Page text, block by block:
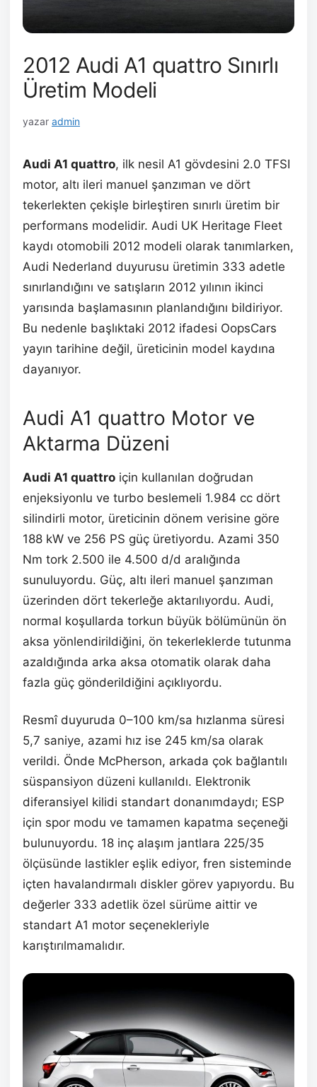
2012 Audi A1 quattro Sınırlı
Üretim Modeli
yazar admin
Audi A1 quattro, ilk nesil A1 gövdesini 2.0 TFSI
motor, altı ileri manuel şanzıman ve dört
tekerlekten çekişle birleştiren sınırlı üretim bir
performans modelidir. Audi UK Heritage Fleet
kaydı otomobili 2012 modeli olarak tanımlarken,
Audi Nederland duyurusu üretimin 333 adetle
sınırlandığını ve satışların 2012 yılının ikinci
yarısında başlamasının planlandığını bildiriyor.
Bu nedenle başlıktaki 2012 ifadesi OopsCars
yayın tarihine değil, üreticinin model kaydına
dayanıyor.
Audi A1 quattro Motor ve
Aktarma Düzeni
Audi A1 quattro için kullanılan doğrudan
enjeksiyonlu ve turbo beslemeli 1.984 cc dört
silindirli motor, üreticinin dönem verisine göre
188 kW ve 256 PS güç üretiyordu. Azami 350
Nm tork 2.500 ile 4.500 d/d aralığında
sunuluyordu. Güç, altı ileri manuel şanzıman
üzerinden dört tekerleğe aktarılıyordu. Audi,
normal koşullarda torkun büyük bölümünün ön
aksa yönlendirildiğini, ön tekerleklerde tutunma
azaldığında arka aksa otomatik olarak daha
fazla güç gönderildiğini açıklıyordu.
Resmî duyuruda 0–100 km/sa hızlanma süresi
5,7 saniye, azami hız ise 245 km/sa olarak
verildi. Önde McPherson, arkada çok bağlantılı
süspansiyon düzeni kullanıldı. Elektronik
diferansiyel kilidi standart donanımdaydı; ESP
için spor modu ve tamamen kapatma seçeneği
bulunuyordu. 18 inç alaşım jantlara 225/35
ölçüsünde lastikler eşlik ediyor, fren sisteminde
içten havalandırmalı diskler görev yapıyordu. Bu
değerler 333 adetlik özel sürüme aittir ve
standart A1 motor seçenekleriyle
karıştırılmamalıdır.